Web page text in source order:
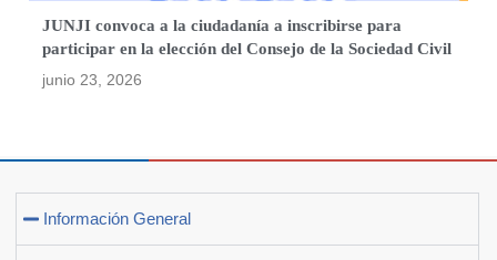
JUNJI convoca a la ciudadanía a inscribirse para
participar en la elección del Consejo de la Sociedad Civil
junio 23, 2026
Información General